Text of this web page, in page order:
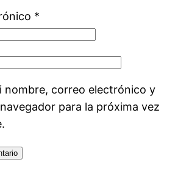
*
nombre, correo electrónico y
para la próxima vez